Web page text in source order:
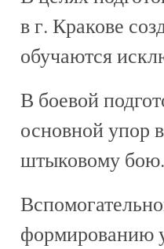
в г. Кракове
обучаются
В боевой
основной упор
штыковому бою.
формированию